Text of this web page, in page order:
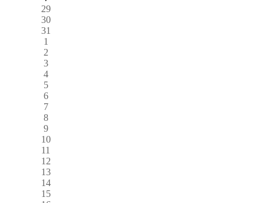
29
30
31
1
2
3
4
5
6
7
8
9
10
11
12
13
14
15